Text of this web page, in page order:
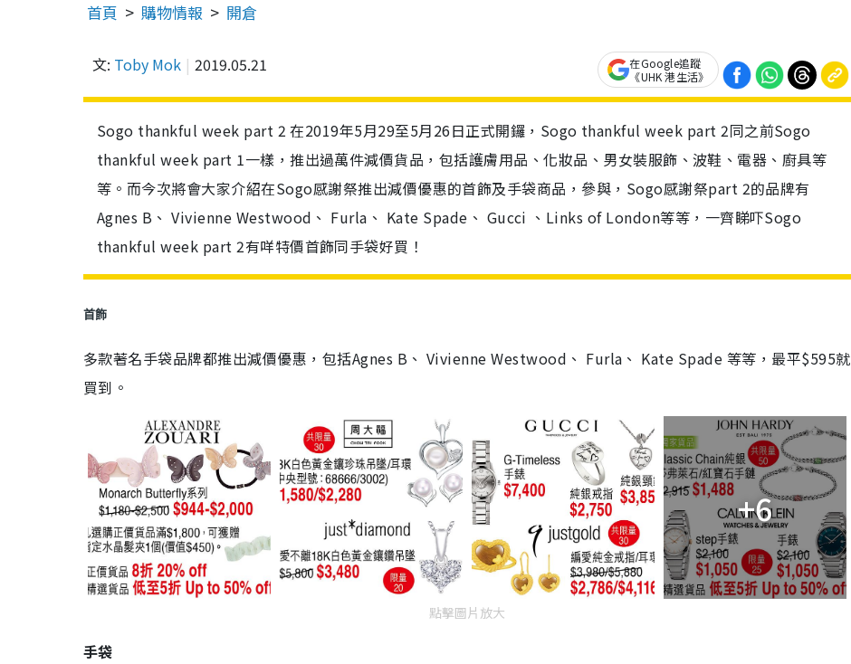
首頁 購物情報 開倉
文: Toby Mok 2019.05.21
在Google追蹤
《UHK 港生活》
Sogo thankful week part 2 在2019年5月29至5月26日正式開鑼，Sogo thankful week part 2同之前Sogo
thankful week part 1一樣，推出過萬件減價貨品，包括護膚用品、化妝品、男女裝服飾、波鞋、電器、廚具等
等。而今次將會大家介紹在Sogo感謝祭推出減價優惠的首飾及手袋商品，參與，Sogo感謝祭part 2的品牌有
Agnes B、 Vivienne Westwood、 Furla、 Kate Spade、 Gucci 、Links of London等等，一齊睇吓Sogo
thankful week part 2有咩特價首飾同手袋好買！
首飾
多款著名手袋品牌都推出減價優惠，包括Agnes B、 Vivienne Westwood、 Furla、 Kate Spade 等等，最平$595就
買到。
+6
點擊圖片放大
手袋